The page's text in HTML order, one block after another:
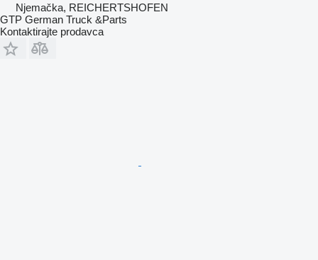
Njemačka, REICHERTSHOFEN
GTP German Truck &Parts
Kontaktirajte prodavca